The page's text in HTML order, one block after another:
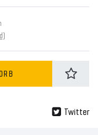
Twitter